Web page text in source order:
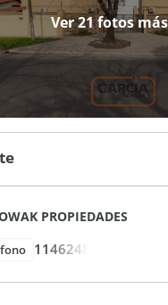
Ver 21 fotos más
PROPIEDADES
1146248